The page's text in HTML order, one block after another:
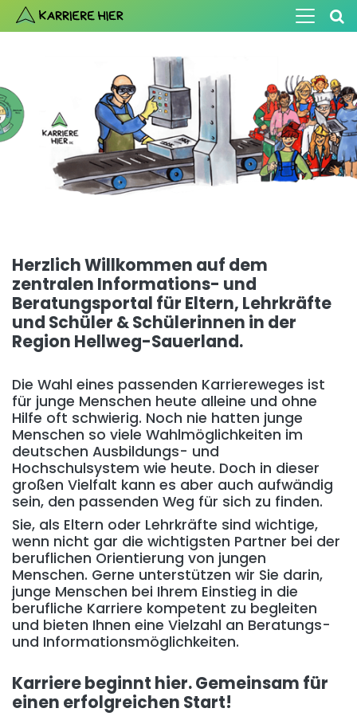
Herzlich Willkommen auf dem
zentralen Informations- und
Beratungsportal für Eltern, Lehrkräfte
und Schüler & Schülerinnen in der
Region Hellweg-Sauerland.
Die Wahl eines passenden Karriereweges ist
für junge Menschen heute alleine und ohne
Hilfe oft schwierig. Noch nie hatten junge
Menschen so viele Wahlmöglichkeiten im
deutschen Ausbildungs- und
Hochschulsystem wie heute. Doch in dieser
großen Vielfalt kann es aber auch aufwändig
sein, den passenden Weg für sich zu finden.
Sie, als Eltern oder Lehrkräfte sind wichtige,
wenn nicht gar die wichtigsten Partner bei der
beruflichen Orientierung von jungen
Menschen. Gerne unterstützen wir Sie darin,
junge Menschen bei Ihrem Einstieg in die
berufliche Karriere kompetent zu begleiten
und bieten Ihnen eine Vielzahl an Beratungs-
und Informationsmöglichkeiten.
Karriere beginnt hier. Gemeinsam für
einen erfolgreichen Start!